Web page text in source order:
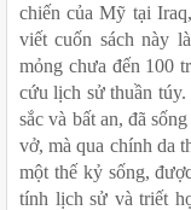
chiến của Mỹ tại
viết cuốn sách này
mỏng chưa đến 100
cứu lịch sử thuần túy.
sắc và bất an, đã
vở, mà qua chính da
một thế kỷ sống,
tính lịch sử và triết